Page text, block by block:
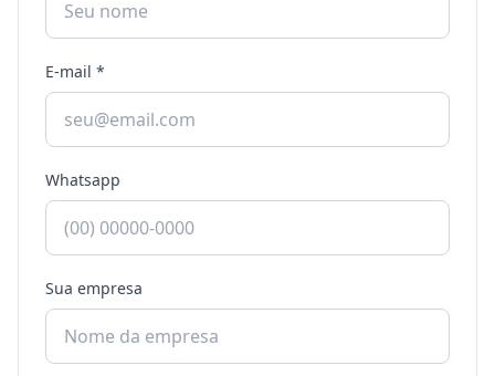
E-mail *
Whatsapp
Sua empresa